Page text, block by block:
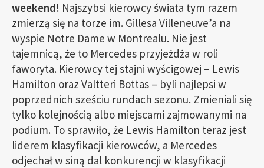
weekend! Najszybsi kierowcy świata tym razem
zmierzą się na torze im. Gillesa Villeneuve’a na
wyspie Notre Dame w Montrealu. Nie jest
tajemnicą, że to Mercedes przyjeżdża w roli
faworyta. Kierowcy tej stajni wyścigowej – Lewis
Hamilton oraz Valtteri Bottas – byli najlepsi w
poprzednich sześciu rundach sezonu. Zmieniali się
tylko kolejnością albo miejscami zajmowanymi na
podium. To sprawiło, że Lewis Hamilton teraz jest
liderem klasyfikacji kierowców, a Mercedes
odjechał w siną dal konkurencji w klasyfikacji